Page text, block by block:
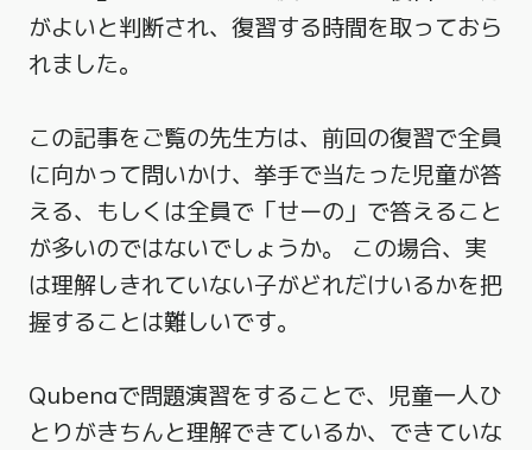
がよいと判断され、復習する時間を取っておら
れました。
この記事をご覧の先生方は、前回の復習で全員
に向かって問いかけ、挙手で当たった児童が答
える、もしくは全員で「せーの」で答えること
が多いのではないでしょうか。 この場合、実
は理解しきれていない子がどれだけいるかを把
握することは難しいです。
Qubenaで問題演習をすることで、児童一人ひ
とりがきちんと理解できているか、できていな